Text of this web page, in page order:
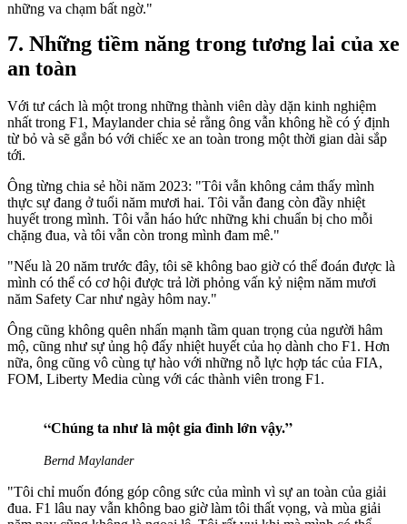
những va chạm bất ngờ."
Những tiềm năng trong tương lai của xe
an toàn
Với tư cách là một trong những thành viên dày dặn kinh nghiệm
nhất trong F1, Maylander chia sẻ rằng ông vẫn không hề có ý định
từ bỏ và sẽ gắn bó với chiếc xe an toàn trong một thời gian dài sắp
tới.
Ông từng chia sẻ hồi năm 2023: "Tôi vẫn không cảm thấy mình
thực sự đang ở tuổi năm mươi hai. Tôi vẫn đang còn đầy nhiệt
huyết trong mình. Tôi vẫn háo hức những khi chuẩn bị cho mỗi
chặng đua, và tôi vẫn còn trong mình đam mê."
"Nếu là 20 năm trước đây, tôi sẽ không bao giờ có thể đoán được là
mình có thể có cơ hội được trả lời phỏng vấn kỷ niệm năm mươi
năm Safety Car như ngày hôm nay."
Ông cũng không quên nhấn mạnh tầm quan trọng của người hâm
mộ, cũng như sự ủng hộ đấy nhiệt huyết của họ dành cho F1. Hơn
nữa, ông cũng vô cùng tự hào với những nỗ lực hợp tác của FIA,
FOM, Liberty Media cùng với các thành viên trong F1.
Chúng ta như là một gia đình lớn vậy.
Bernd Maylander
"Tôi chỉ muốn đóng góp công sức của mình vì sự an toàn của giải
đua. F1 lâu nay vẫn không bao giờ làm tôi thất vọng, và mùa giải